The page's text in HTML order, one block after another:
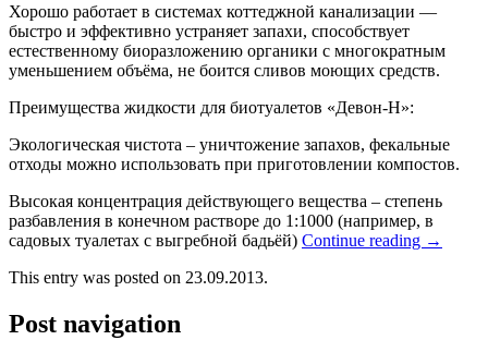
Хорошо работает в системах коттеджной канализации —
быстро и эффективно устраняет запахи, способствует
естественному биоразложению органики с многократным
уменьшением объёма, не боится сливов моющих средств.
Преимущества жидкости для биотуалетов «Девон-Н»:
Экологическая чистота – уничтожение запахов, фекальные
отходы можно использовать при приготовлении компостов.
Высокая концентрация действующего вещества – степень
разбавления в конечном растворе до 1:1000 (например, в
садовых туалетах с выгребной бадьёй) Continue reading →
This entry was posted on 23.09.2013.
Post navigation